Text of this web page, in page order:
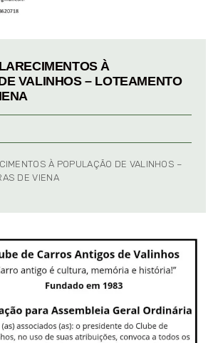
À
VALINHOS – LOTEAMENTO
À POPULAÇÃO DE VALINHOS –
DE VIENA